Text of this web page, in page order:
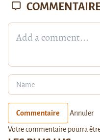
Commentaire Annuler
Votre commentaire pourra